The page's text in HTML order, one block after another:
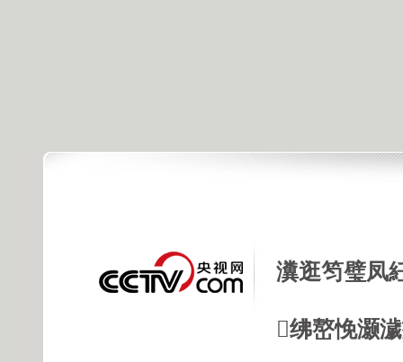
瀵逛笉璧凤
绋嶅悗灏